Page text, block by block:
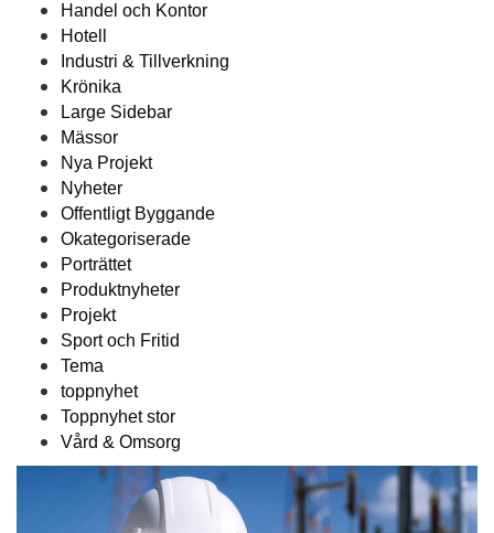
Handel och Kontor
Hotell
Industri & Tillverkning
Krönika
Large Sidebar
Mässor
Nya Projekt
Nyheter
Offentligt Byggande
Okategoriserade
Porträttet
Produktnyheter
Projekt
Sport och Fritid
Tema
toppnyhet
Toppnyhet stor
Vård & Omsorg